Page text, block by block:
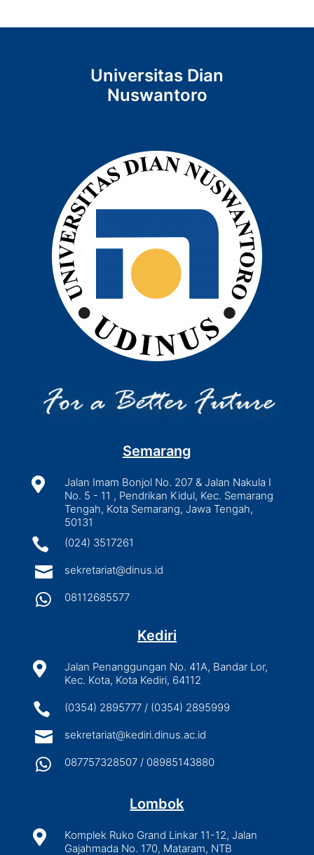
Universitas Dian
Nuswantoro
Semarang

Jalan Imam Bonjol No. 207 & Jalan Nakula I
No. 5 - 11 , Pendrikan Kidul, Kec. Semarang
Tengah, Kota Semarang, Jawa Tengah,
50131
 (024) 3517261
 sekretariat@dinus.id
 08112685577
Kediri

Jalan Penanggungan No. 41A, Bandar Lor,
Kec. Kota, Kota Kediri, 64112
 (0354) 2895777 / (0354) 2895999
 sekretariat@kediri.dinus.ac.id
 087757328507 / 08985143880
Lombok

Komplek Ruko Grand Linkar 11-12, Jalan
Gajahmada No. 170, Mataram, NTB